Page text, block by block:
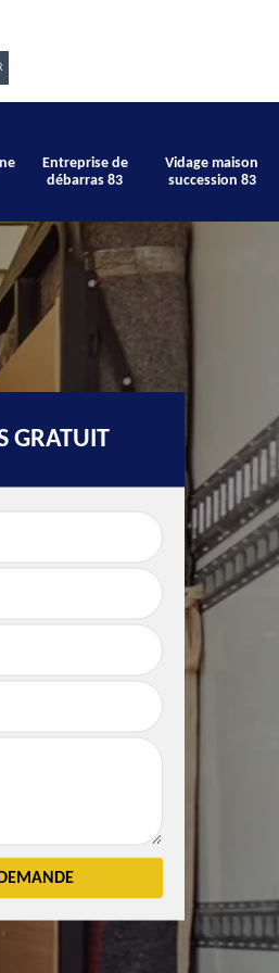
Entreprise de
débarras 83
Vidage maison
succession 83
83
Débarras de grenier et
cave 83
GRATUIT